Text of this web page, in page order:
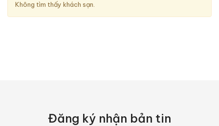
Không tìm thấy khách sạn.
Đăng ký nhận bản tin